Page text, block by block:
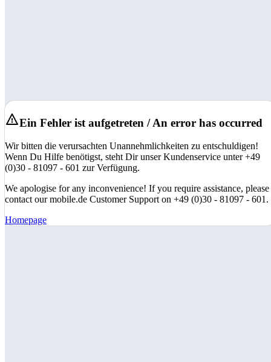
Ein Fehler ist aufgetreten / An error has occurred
Wir bitten die verursachten Unannehmlichkeiten zu entschuldigen!
Wenn Du Hilfe benötigst, steht Dir unser Kundenservice unter +49
(0)30 - 81097 - 601 zur Verfügung.
We apologise for any inconvenience! If you require assistance, please
contact our mobile.de Customer Support on +49 (0)30 - 81097 - 601.
Homepage